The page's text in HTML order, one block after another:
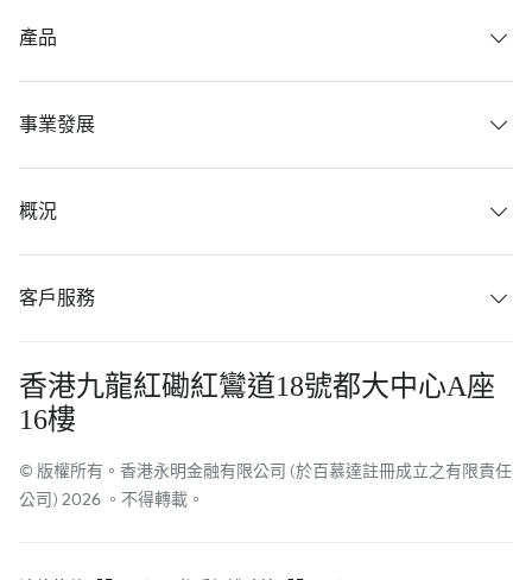
產品
事業發展
概況
客戶服務
香港九龍紅磡紅鸞道18號都大中心A座
16樓
© 版權所有。香港永明金融有限公司 (於百慕達註冊成立之有限責任
公司) 2026 。不得轉載。